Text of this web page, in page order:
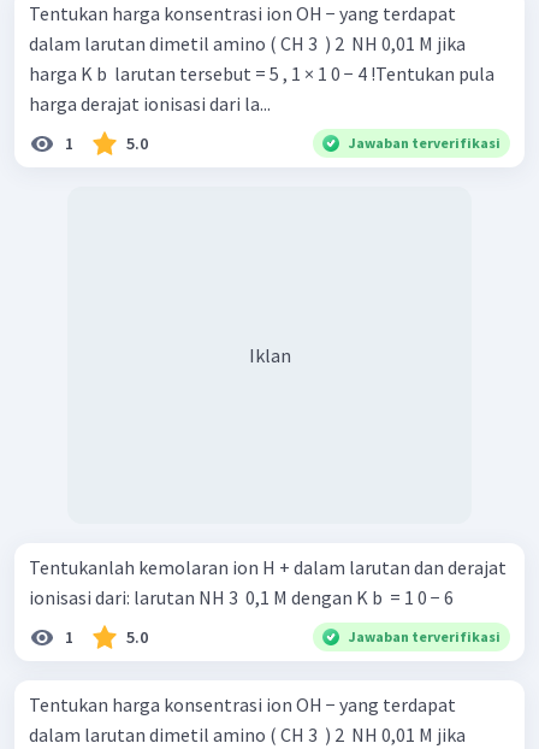
Tentukan harga konsentrasi ion OH − yang terdapat
dalam larutan dimetil amino ( CH 3 ​ ) 2 ​ NH 0,01 M jika
harga K b ​ larutan tersebut = 5 , 1 × 1 0 − 4 !Tentukan pula
harga derajat ionisasi dari la...
1 5.0 Jawaban terverifikasi
Iklan
Tentukanlah kemolaran ion H + dalam larutan dan derajat
ionisasi dari: larutan NH 3 ​ 0,1 M dengan K b ​ = 1 0 − 6
1 5.0 Jawaban terverifikasi
Tentukan harga konsentrasi ion OH − yang terdapat
dalam larutan dimetil amino ( CH 3 ​ ) 2 ​ NH 0,01 M jika